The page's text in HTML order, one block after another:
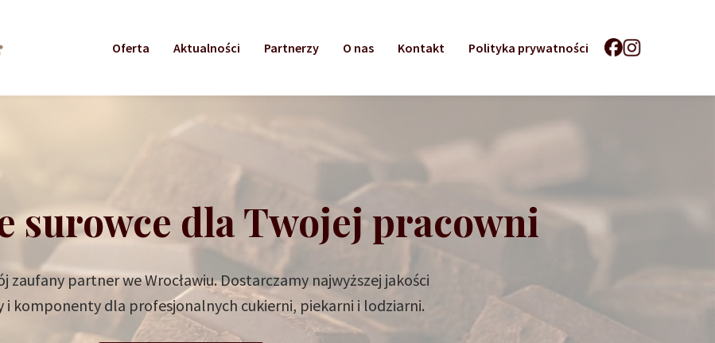
Oferta Aktualności Partnerzy O nas Kontakt Polityka prywatności
surowce dla Twojej pracowni
zaufany partner we Wrocławiu. Dostarczamy najwyższej jakości
i komponenty dla profesjonalnych cukierni, piekarni i lodziarni.